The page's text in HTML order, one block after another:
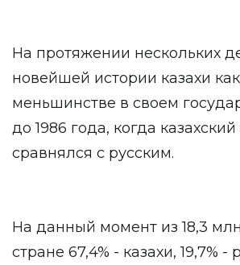
На протяжении нескольких
новейшей истории казахи
меньшинстве в своем
до 1986 года, когда казахский
сравнялся с русским.
На данный момент из 18,3
стране 67,4% - казахи, 19,7% -